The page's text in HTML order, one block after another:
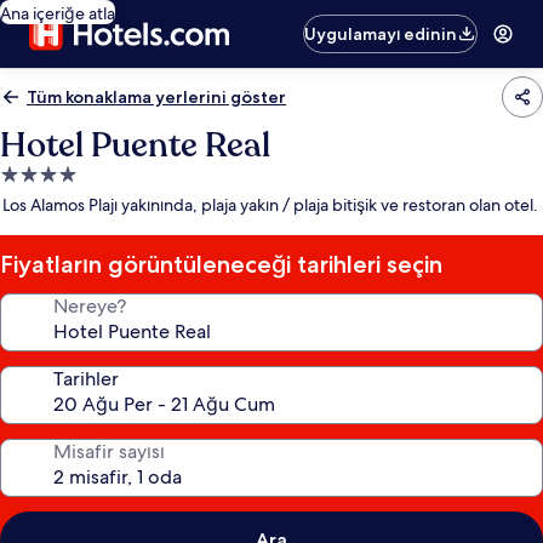
Ana içeriğe atla
Uygulamayı edinin
Tüm konaklama yerlerini göster
Hotel Puente Real
4.0
yıldızlı
yeri
Los Alamos Plajı yakınında, plaja yakın / plaja bitişik ve restoran olan otel.
Fiyatların görüntüleneceği tarihleri seçin
Nereye?
Tarihler
Misafir sayısı